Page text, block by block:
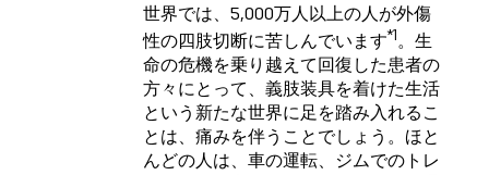
世界では、5,000万人以上の人が外傷
性の四肢切断に苦しんでいます*1。生
命の危機を乗り越えて回復した患者の
方々にとって、義肢装具を着けた生活
という新たな世界に足を踏み入れるこ
とは、痛みを伴うことでしょう。ほと
んどの人は、車の運転、ジムでのトレ